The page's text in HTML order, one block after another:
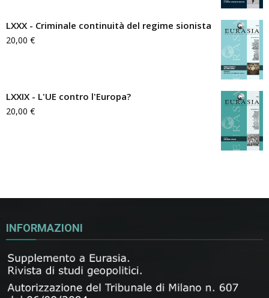
LXXX - Criminale continuità del regime sionista
20,00 €
LXXIX - L'UE contro l'Europa?
20,00 €
INFORMAZIONI